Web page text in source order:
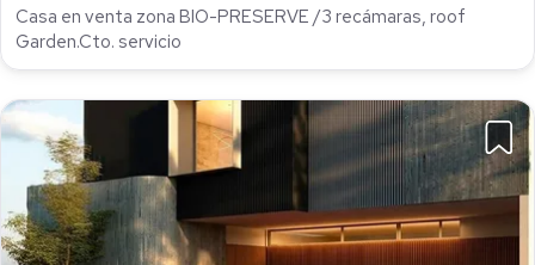
Casa en venta zona BIO-PRESERVE /3 recámaras, roof
Garden.Cto. servicio